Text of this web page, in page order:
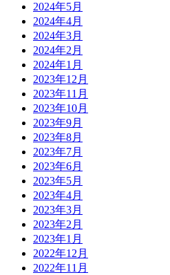
2024年5月
2024年4月
2024年3月
2024年2月
2024年1月
2023年12月
2023年11月
2023年10月
2023年9月
2023年8月
2023年7月
2023年6月
2023年5月
2023年4月
2023年3月
2023年2月
2023年1月
2022年12月
2022年11月